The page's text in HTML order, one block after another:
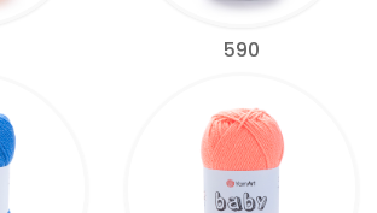
590